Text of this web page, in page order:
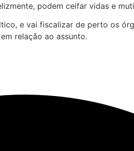
podem ceifar vidas e
e vai fiscalizar de perto os
relação ao assunto.